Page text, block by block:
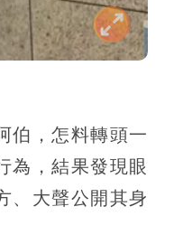
伯，怎料轉頭一
為，結果發現眼
、大聲公開其身